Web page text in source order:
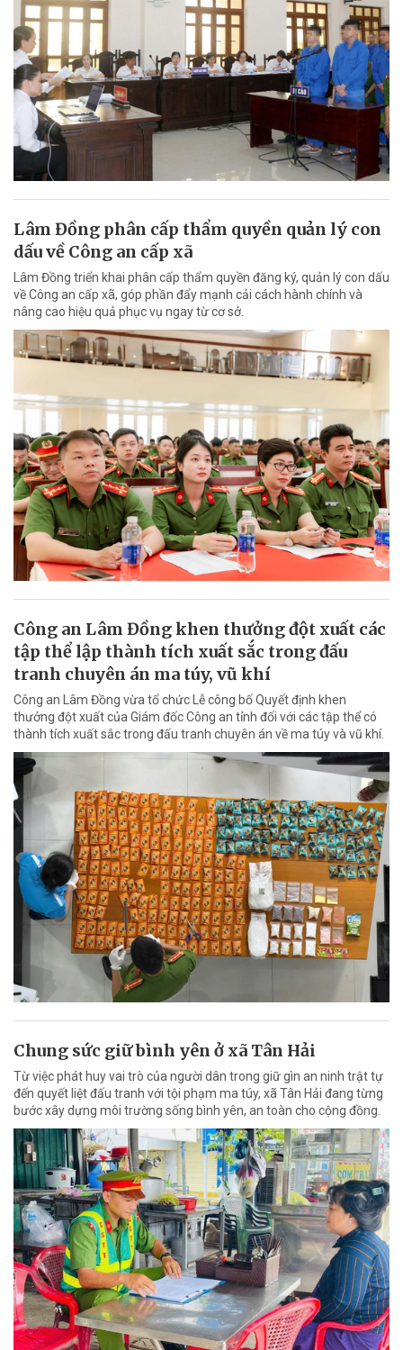
Lâm Đồng phân cấp thẩm quyền quản lý con
dấu về Công an cấp xã
Lâm Đồng triển khai phân cấp thẩm quyền đăng ký, quản lý con dấu
về Công an cấp xã, góp phần đẩy mạnh cải cách hành chính và
nâng cao hiệu quả phục vụ ngay từ cơ sở.
Công an Lâm Đồng khen thưởng đột xuất các
tập thể lập thành tích xuất sắc trong đấu
tranh chuyên án ma túy, vũ khí
Công an Lâm Đồng vừa tổ chức Lễ công bố Quyết định khen
thưởng đột xuất của Giám đốc Công an tỉnh đối với các tập thể có
thành tích xuất sắc trong đấu tranh chuyên án về ma túy và vũ khí.
Chung sức giữ bình yên ở xã Tân Hải
Từ việc phát huy vai trò của người dân trong giữ gìn an ninh trật tự
đến quyết liệt đấu tranh với tội phạm ma túy, xã Tân Hải đang từng
bước xây dựng môi trường sống bình yên, an toàn cho cộng đồng.